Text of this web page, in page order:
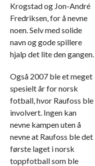
Krogstad og Jon-André
Fredriksen, for å nevne
noen. Selv med solide
navn og gode spillere
hjalp det lite den gangen.
Også 2007 ble et meget
spesielt år for norsk
fotball, hvor Raufoss ble
involvert. Ingen kan
nevne kampen uten å
nevne at Raufoss ble det
første laget i norsk
toppfotball som ble